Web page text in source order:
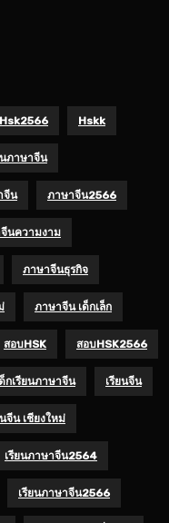
Hsk2566 Hskk
นภาษาจีน
จีน ภาษาจีน2566
นความงาม
ภาษาจีนธุรกิจ
ภาษาจีน เด็กเล็ก
สอบHSK สอบHSK2566
กเรียนภาษาจีน เรียนจีน
นจีน เชียงใหม่
เรียนภาษาจีน2564
เรียนภาษาจีน2566